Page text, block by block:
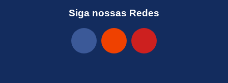
Siga nossas Redes